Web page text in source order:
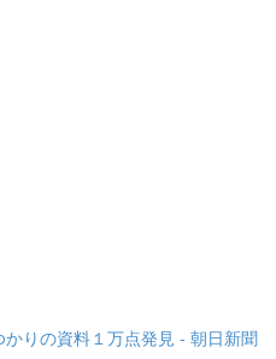
かりの資料１万点発見 - 朝日新聞